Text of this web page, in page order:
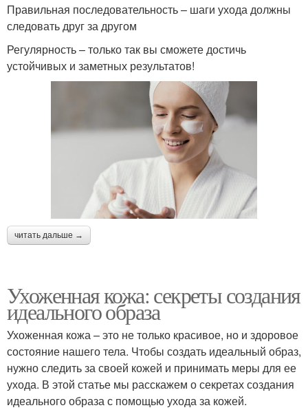
Правильная последовательность – шаги ухода должны
следовать друг за другом
Регулярность – только так вы сможете достичь
устойчивых и заметных результатов!
читать дальше →
Ухоженная кожа: секреты создания
идеального образа
Ухоженная кожа – это не только красивое, но и здоровое
состояние нашего тела. Чтобы создать идеальный образ,
нужно следить за своей кожей и принимать меры для ее
ухода. В этой статье мы расскажем о секретах создания
идеального образа с помощью ухода за кожей.